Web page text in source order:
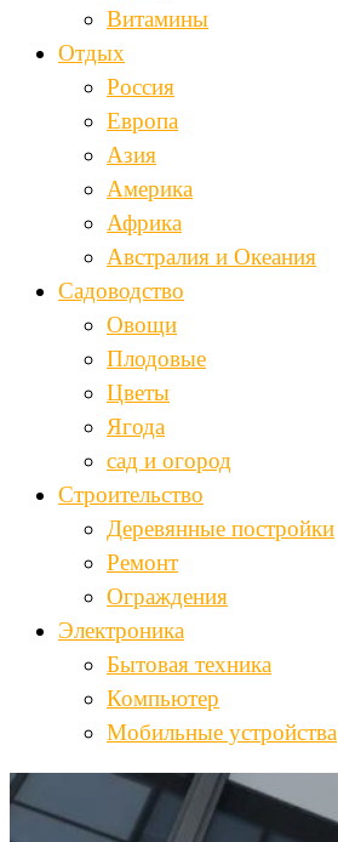
Витамины
Отдых
Россия
Европа
Азия
Америка
Африка
Австралия и Океания
Садоводство
Овощи
Плодовые
Цветы
Ягода
сад и огород
Строительство
Деревянные постройки
Ремонт
Ограждения
Электроника
Бытовая техника
Компьютер
Мобильные устройства